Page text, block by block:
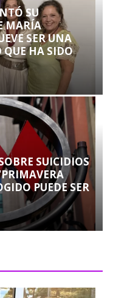
SU
MARÍA
SER UNA
QUE HA SIDO
SUICIDIOS
PUEDE SER